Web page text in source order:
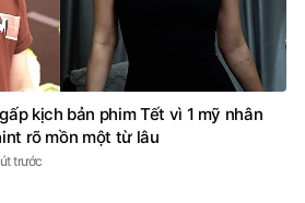
kịch bản phim Tết vì 1 mỹ nhân
rõ mồn một từ lâu
trước